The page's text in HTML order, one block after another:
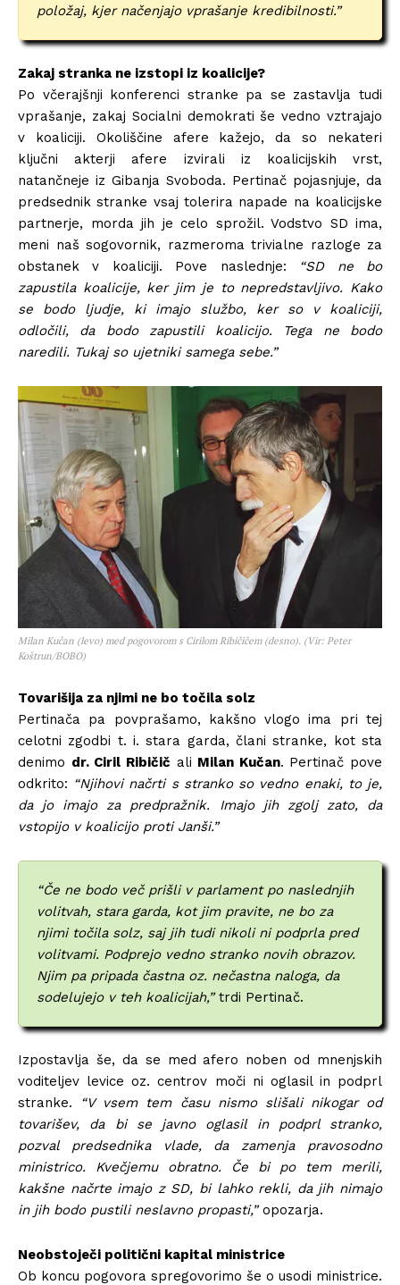
položaj, kjer načenjajo vprašanje kredibilnosti.”
Zakaj stranka ne izstopi iz koalicije?
Po včerajšnji konferenci stranke pa se zastavlja tudi
vprašanje, zakaj Socialni demokrati še vedno vztrajajo
v koaliciji. Okoliščine afere kažejo, da so nekateri
ključni akterji afere izvirali iz koalicijskih vrst,
natančneje iz Gibanja Svoboda. Pertinač pojasnjuje, da
predsednik stranke vsaj tolerira napade na koalicijske
partnerje, morda jih je celo sprožil. Vodstvo SD ima,
meni naš sogovornik, razmeroma trivialne razloge za
obstanek v koaliciji. Pove naslednje:
“SD ne bo
zapustila koalicije, ker jim je to nepredstavljivo. Kako
se bodo ljudje, ki imajo službo, ker so v koaliciji,
odločili, da bodo zapustili koalicijo. Tega ne bodo
naredili. Tukaj so ujetniki samega sebe.”
Milan Kučan (levo) med pogovorom s Cirilom Ribičičem (desno). (Vir: Peter
Koštrun/BOBO)
Tovarišija za njimi ne bo točila solz
Pertinača pa povprašamo, kakšno vlogo ima pri tej
celotni zgodbi t. i. stara garda, člani stranke, kot sta
denimo dr. Ciril Ribičič ali Milan Kučan. Pertinač pove
odkrito: “Njihovi načrti s stranko so vedno enaki, to je,
da jo imajo za predpražnik. Imajo jih zgolj zato, da
vstopijo v koalicijo proti Janši.”
“Če ne bodo več prišli v parlament po naslednjih
volitvah, stara garda, kot jim pravite, ne bo za
njimi točila solz, saj jih tudi nikoli ni podprla pred
volitvami. Podprejo vedno stranko novih obrazov.
Njim pa pripada častna oz. nečastna naloga, da
sodelujejo v teh koalicijah,”trdi Pertinač.
Izpostavlja še, da se med afero noben od mnenjskih
voditeljev levice oz. centrov moči ni oglasil in podprl
stranke.
“V vsem tem času nismo slišali nikogar od
tovarišev, da bi se javno oglasil in podprl stranko,
pozval predsednika vlade, da zamenja pravosodno
ministrico. Kvečjemu obratno. Če bi po tem merili,
kakšne načrte imajo z SD, bi lahko rekli, da jih nimajo
in jih bodo pustili neslavno propasti,”opozarja.
Neobstoječi politični kapital ministrice
Ob koncu pogovora spregovorimo še o usodi ministrice.